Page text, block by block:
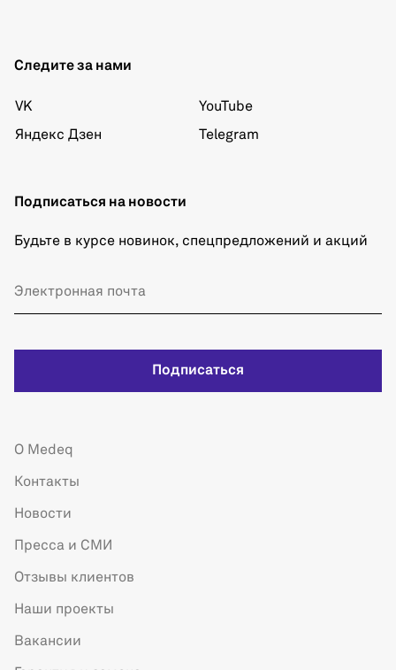
Следите за нами
VK
Яндекс Дзен
YouTube
Telegram
Подписаться на новости
Будьте в курсе новинок, спецпредложений и акций
Подписаться
О Medeq
Контакты
Новости
Пресса и СМИ
Отзывы клиентов
Наши проекты
Вакансии